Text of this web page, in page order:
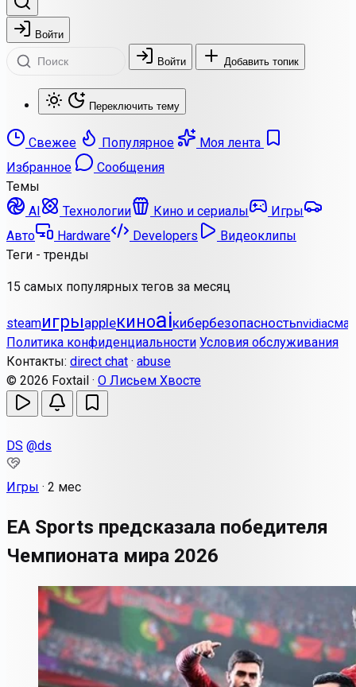
Войти
Войти Добавить топик
Переключить тему
Свежее Популярное
Моя лента
Избранное
Сообщения
Темы
AI
Технологии Кино и сериалы
Игры
Авто
Hardware Developers
Видеоклипы
Теги - тренды
15 самых популярных тегов за месяц
steamигрыappleкиноaiкибербезопасностьnvidia
Политика конфиденциальности Условия обслуживания
Контакты: direct chat · abuse
© 2026 Foxtail · О Лисьем Хвосте
DS @ds
Игры · 2 мес
EA Sports предсказала победителя
Чемпионата мира 2026